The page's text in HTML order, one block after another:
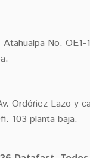
Atahualpa No. OE1-
Ordóñez Lazo y
103 planta baja.